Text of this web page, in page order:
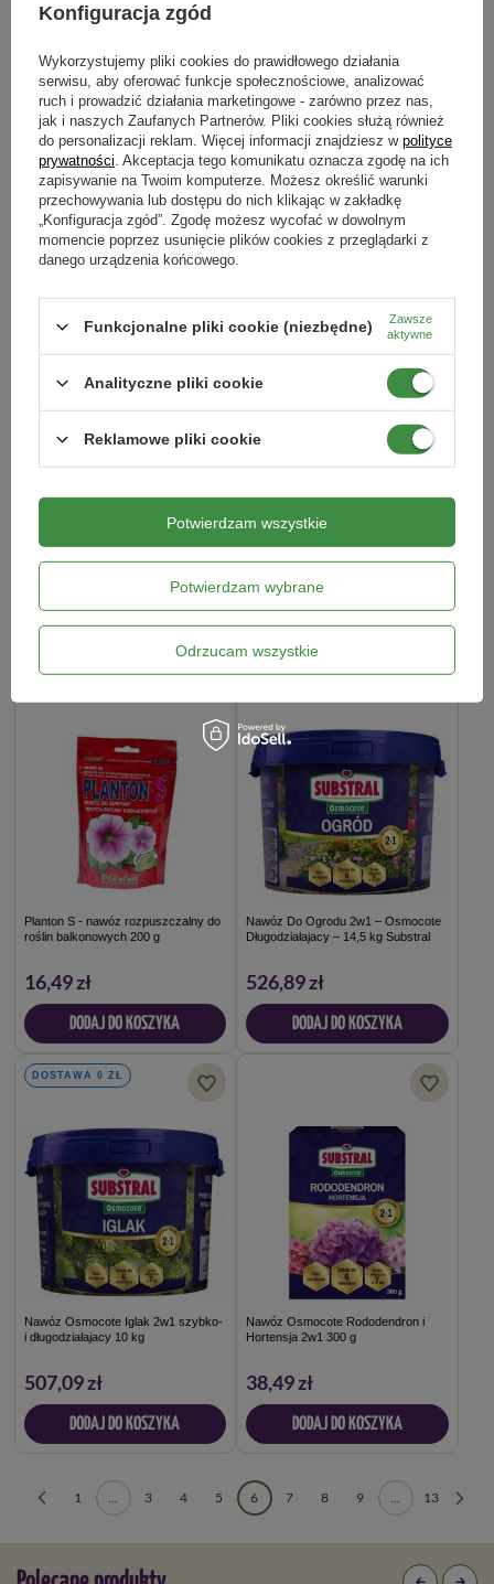
Nawóz Do Ogrodu 2w1 – Osmocote
Długodziałajacy – 4,5 kg Substral
263,99 zł
DODAJ DO KOSZYKA
Mączka Bazaltowa 2x14 kg
58,29 zł
DODAJ DO KOSZYKA
Microstar PZ - nawóz startowy – 150
DODAJ DO KOSZYKA
Planton K - nawóz rozpuszczalny do
roślin kwitnących 200 g
16,49 zł
DODAJ DO KOSZYKA
Planton S - nawóz rozpuszczalny do
roślin balkonowych 200 g
16,49 zł
DODAJ DO KOSZYKA
DOSTAWA 0 ZŁ
Nawóz Do Ogrodu 2w1 – Osmocote
Długodziałajacy – 14,5 kg Substral
526,89 zł
DODAJ DO KOSZYKA
DOSTAWA 0 ZŁ
Nawóz Osmocote Iglak 2w1 szybko-
i długodziałajacy 10 kg
507,09 zł
DODAJ DO KOSZYKA
Nawóz Osmocote Rododendron i
Hortensja 2w1 300 g
38,49 zł
DODAJ DO KOSZYKA
1 3 4 5 6 7 8 9 13
Konfiguracja zgód
Wykorzystujemy pliki cookies do prawidłowego działania
serwisu, aby oferować funkcje społecznościowe, analizować
ruch i prowadzić działania marketingowe - zarówno przez nas,
jak i naszych Zaufanych Partnerów. Pliki cookies służą również
do personalizacji reklam. Więcej informacji znajdziesz w polityce
prywatności . Akceptacja tego komunikatu oznacza zgodę na ich
zapisywanie na Twoim komputerze. Możesz określić warunki
przechowywania lub dostępu do nich klikając w zakładkę
„Konfiguracja zgód”. Zgodę możesz wycofać w dowolnym
momencie poprzez usunięcie plików cookies z przeglądarki z
danego urządzenia końcowego.
Funkcjonalne pliki cookie (niezbędne)
Zawsze
aktywne
Analityczne pliki cookie
Reklamowe pliki cookie
Potwierdzam wybrane
Odrzucam wszystkie
Potwierdzam wszystkie